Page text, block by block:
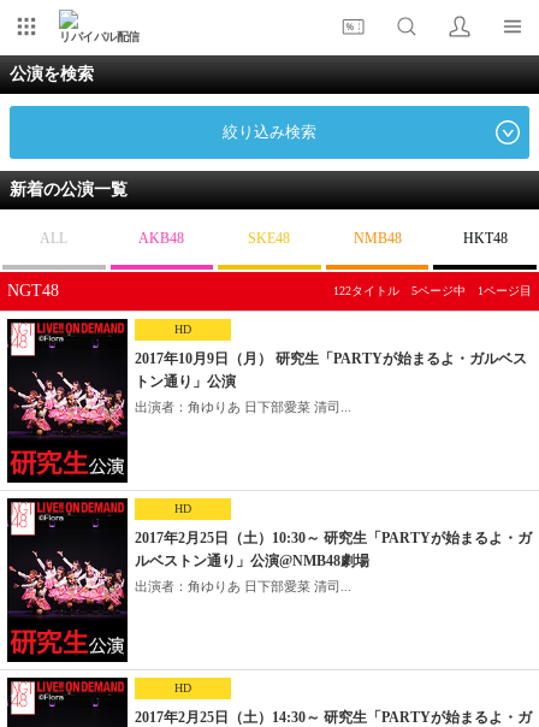
リバイバル配信
公演を検索
絞り込み検索
新着の公演一覧
ALL AKB48 SKE48 NMB48 HKT48
NGT48 122タイトル 5ページ中 1ページ目
HD
2017年10月9日（月） 研究生「PARTYが始まるよ・ガルベス
トン通り」公演
出演者：角ゆりあ 日下部愛菜 清司...
HD
2017年2月25日（土）10:30～ 研究生「PARTYが始まるよ・ガ
ルベストン通り」公演@NMB48劇場
出演者：角ゆりあ 日下部愛菜 清司...
HD
2017年2月25日（土）14:30～ 研究生「PARTYが始まるよ・ガ